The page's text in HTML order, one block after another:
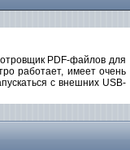
PDF-файлов для
работает, имеет очень
с внешних USB-